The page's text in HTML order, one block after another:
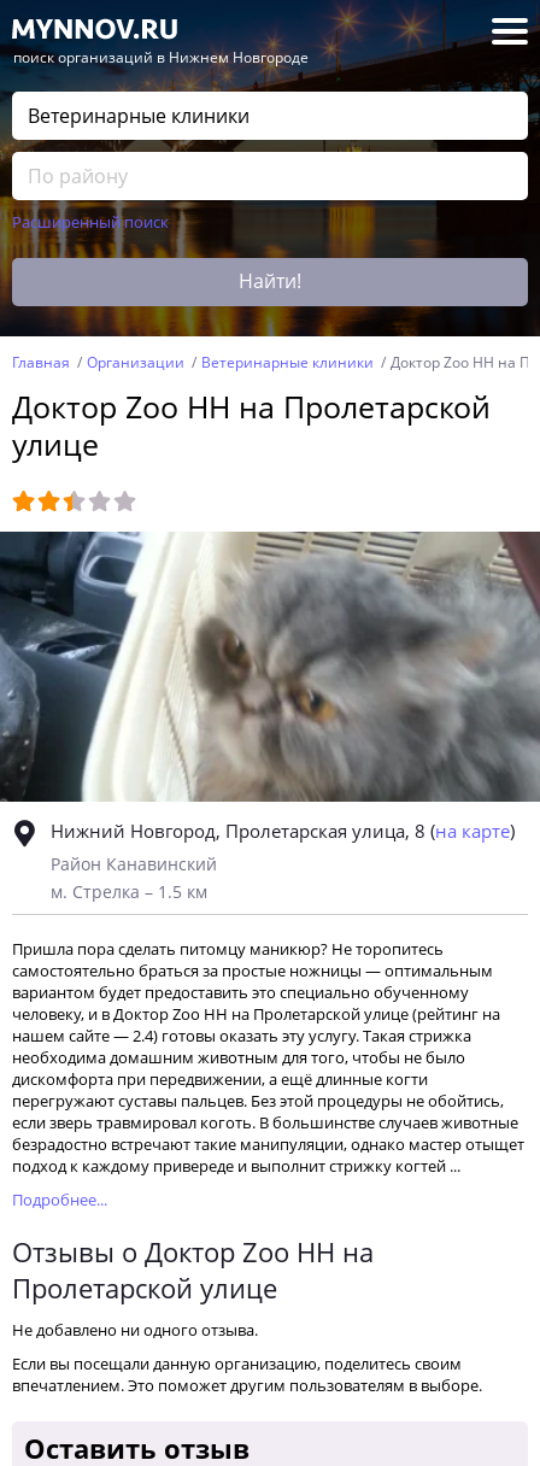
— поиск организаций в Нижнем Новгороде
Расширенный поиск
Найти!
Главная Организации Ветеринарные клиники Доктор Zoo НН на
Доктор Zoo НН на Пролетарской
улице
Нижний Новгород, Пролетарская улица, 8 (на карте)
Район Канавинский
м. Стрелка – 1.5 км
Пришла пора сделать питомцу маникюр? Не торопитесь
самостоятельно браться за простые ножницы — оптимальным
вариантом будет предоставить это специально обученному
человеку, и в Доктор Zoo НН на Пролетарской улице (рейтинг на
нашем сайте — 2.4) готовы оказать эту услугу. Такая стрижка
необходима домашним животным для того, чтобы не было
дискомфорта при передвижении, а ещё длинные когти
перегружают суставы пальцев. Без этой процедуры не обойтись,
если зверь травмировал коготь. В большинстве случаев животные
безрадостно встречают такие манипуляции, однако мастер отыщет
подход к каждому привереде и выполнит стрижку когтей ...
Подробнее...
Отзывы о Доктор Zoo НН на
Пролетарской улице
Не добавлено ни одного отзыва.
Если вы посещали данную организацию, поделитесь своим
впечатлением. Это поможет другим пользователям в выборе.
Оставить отзыв